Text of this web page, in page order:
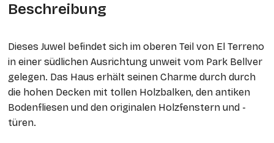
Beschreibung
Dieses Juwel befindet sich im oberen Teil von El Terreno
in einer südlichen Ausrichtung unweit vom Park Bellver
gelegen. Das Haus erhält seinen Charme durch durch
die hohen Decken mit tollen Holzbalken, den antiken
Bodenfliesen und den originalen Holzfenstern und -
türen.